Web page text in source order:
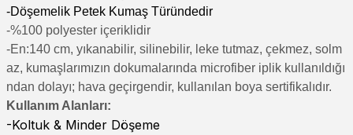
-Döşemelik Petek Kumaş Türündedir
-%100 polyester içeriklidir
-En:140 cm, yıkanabilir, silinebilir, leke tutmaz, çekmez, solm
az, kumaşlarımızın dokumalarında microfiber iplik kullanıldığı
ndan dolayı; hava geçirgendir, kullanılan boya sertifikalıdır.
Kullanım Alanları:
-Koltuk & Minder Döşeme